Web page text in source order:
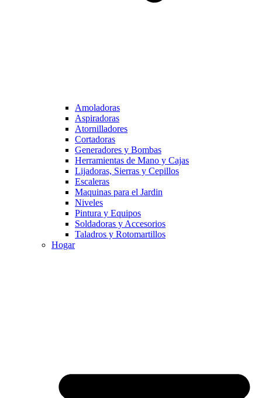
Amoladoras
Aspiradoras
Atornilladores
Cortadoras
Generadores y Bombas
Herramientas de Mano y Cajas
Lijadoras, Sierras y Cepillos
Escaleras
Maquinas para el Jardin
Niveles
Pintura y Equipos
Soldadoras y Accesorios
Taladros y Rotomartillos
Hogar